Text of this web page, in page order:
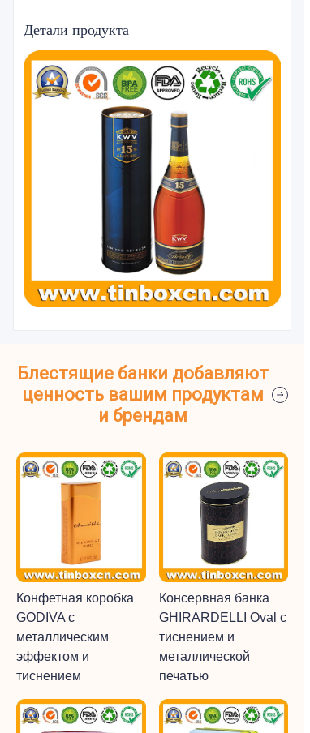
Детали продукта
Блестящие банки добавляют
ценность вашим продуктам
и брендам
Конфетная коробка
GODIVA с
металлическим
эффектом и
тиснением
Консервная банка
GHIRARDELLI Oval с
тиснением и
металлической
печатью